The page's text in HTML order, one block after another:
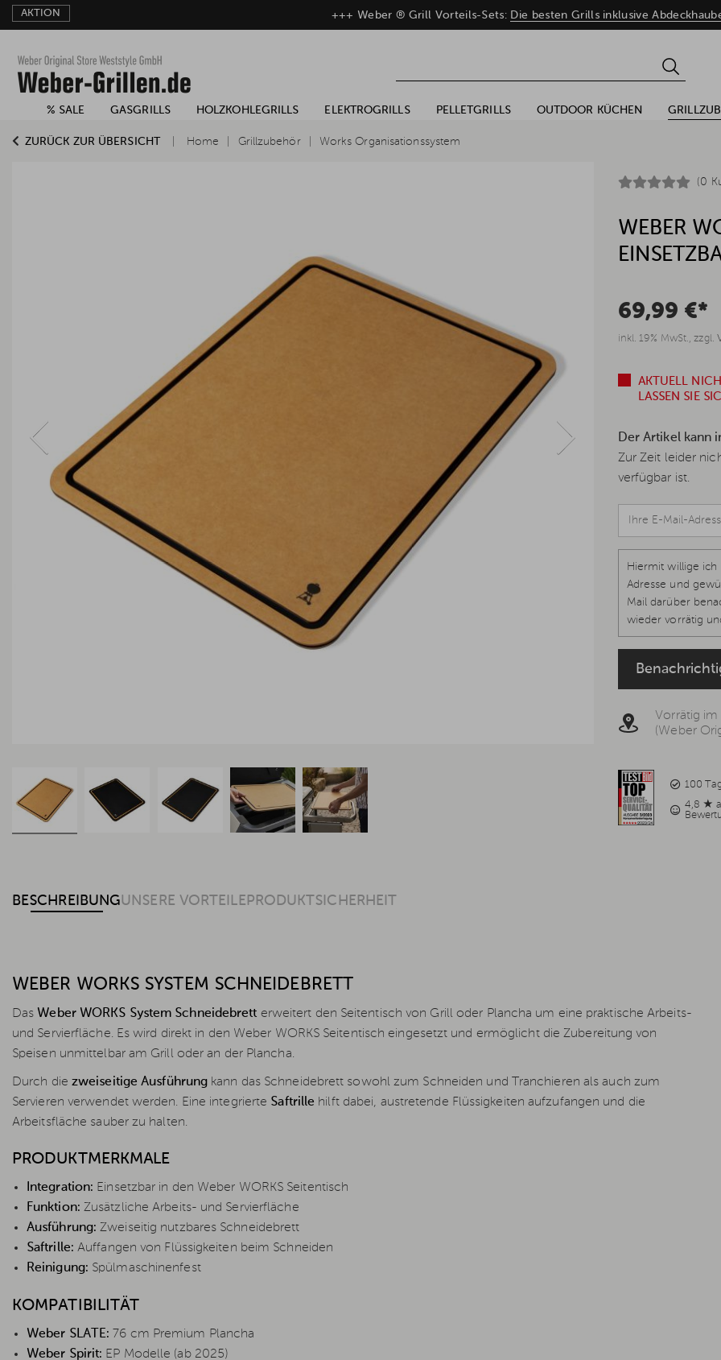
AKTION +++ Weber ® Grill Vorteils-Sets: Die besten Grills inklusive
% SALE GASGRILLS HOLZKOHLEGRILLS ELEKTROGRILLS PELLETGRILLS OUTDOOR KÜCHEN
ZURÜCK ZUR ÜBERSICHT Home Grillzubehör Works Organisationssystem
(0
WEBER
69,99 €*
inkl. 19% MwSt., zzgl.
AKTUELL
LASSEN SIE
Der Artikel kann
Zur Zeit leider
verfügbar ist.
Hiermit willige
Adresse und
Mail darüber
wieder vorrätig
1 lit. a, Art. 7 DS-
Vorrätig
(Weber
100
4,8 ★
BESCHREIBUNGUNSERE VORTEILE PRODUKTSICHERHEIT
WEBER WORKS SYSTEM SCHNEIDEBRETT
Das Weber WORKS System Schneidebrett erweitert den Seitentisch von Grill oder Plancha um eine praktische Arbeits-
und Servierfläche. Es wird direkt in den Weber WORKS Seitentisch eingesetzt und ermöglicht die Zubereitung von
Speisen unmittelbar am Grill oder an der Plancha.
Durch die zweiseitige Ausführung kann das Schneidebrett sowohl zum Schneiden und Tranchieren als auch zum
Servieren verwendet werden. Eine integrierte Saftrille hilft dabei, austretende Flüssigkeiten aufzufangen und die
Arbeitsfläche sauber zu halten.
PRODUKTMERKMALE
Integration: Einsetzbar in den Weber WORKS Seitentisch
Funktion: Zusätzliche Arbeits- und Servierfläche
Ausführung: Zweiseitig nutzbares Schneidebrett
Saftrille: Auffangen von Flüssigkeiten beim Schneiden
Reinigung: Spülmaschinenfest
KOMPATIBILITÄT
Weber SLATE: 76 cm Premium Plancha
Weber Spirit: EP Modelle (ab 2025)